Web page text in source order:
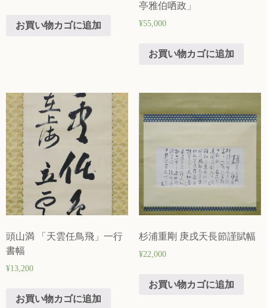
お買い物カゴに追加
亭雅伯哂政」
¥55,000
お買い物カゴに追加
頭山満 「天雲任鳥飛」一行
書幅
¥13,200
お買い物カゴに追加
杉浦重剛 庚戌天長節謹賦幅
¥22,000
お買い物カゴに追加